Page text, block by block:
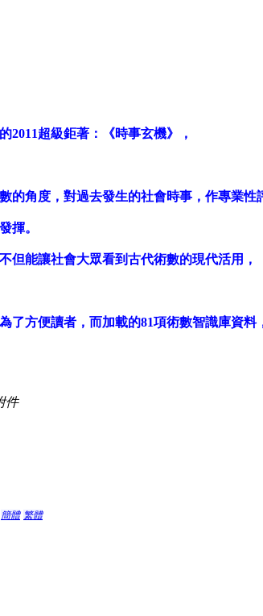
2011超級鉅著：《時事玄機》，
的角度，對過去發生的社會時事，作專業性
揮。
但能讓社會大眾看到古代術數的現代活用，
了方便讀者，而加載的81項術數智識庫資料
件
簡體 繁體